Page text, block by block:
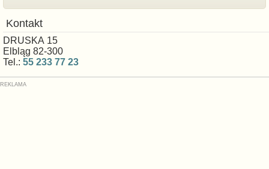
Kontakt
DRUSKA 15
Elbląg 82-300
Tel.: 55 233 77 23